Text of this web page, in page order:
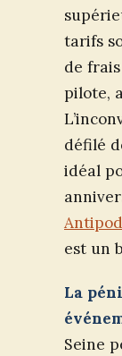
tarifs
de
pilote,
défilé
idéal
est un
La
Seine